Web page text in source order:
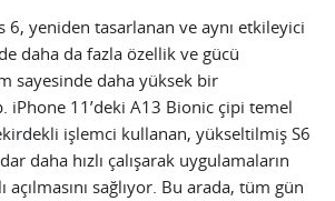
6, yeniden tasarlanan ve aynı etkileyici
daha da fazla özellik ve gücü
sayesinde daha yüksek bir
iPhone 11’deki A13 Bionic çipi temel
işlemci kullanan, yükseltilmiş S6
daha hızlı çalışarak uygulamaların
açılmasını sağlıyor. Bu arada, tüm gün